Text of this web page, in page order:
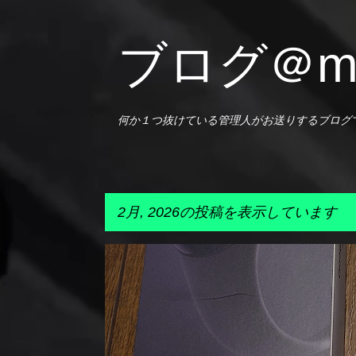
ブログ＠
何か１つ抜けている管理人がお送りするブログ
2月, 2026の投稿を表示しています
投
稿
ガジェット